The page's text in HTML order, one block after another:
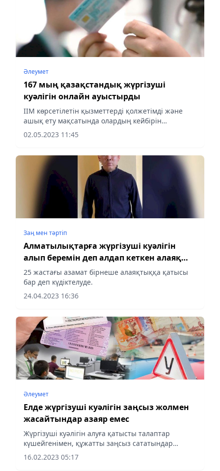
Әлеумет
167 мың қазақстандық жүргізуші
куәлігін онлайн ауыстырды
ІІМ көрсетілетін қызметтерді қолжетімді және
ашық ету мақсатында олардың кейбірін
смартфондарға шығарды.
02.05.2023 11:45
Заң мен тəртіп
Алматылықтарға жүргізуші куәлігін
алып беремін деп алдап кеткен алаяқ
ұсталды
25 жастағы азамат бірнеше алаяқтыққа қатысы
бар деп күдіктелуде.
24.04.2023 16:36
Әлеумет
Елде жүргізуші куәлігін заңсыз жолмен
жасайтындар азаяр емес
Жүргізуші куәлігін алуға қатысты талаптар
күшейгенімен, құжатты заңсыз сататындар
азаймай тұр.
16.02.2023 05:17